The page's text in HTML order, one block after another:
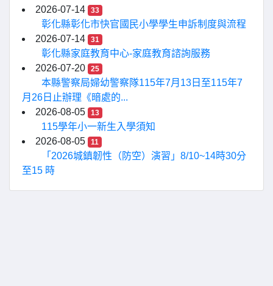
2026-07-14 33
彰化縣彰化市快官國民小學學生申訴制度與流程
2026-07-14
31
彰化縣家庭教育中心-家庭教育諮詢服務
2026-07-20
25
本縣警察局婦幼警察隊115年7月13日至115年7
月26日止辦理《暗處的...
2026-08-05
13
115學年小一新生入學須知
2026-08-05
11
「2026城鎮韌性（防空）演習」8/10~14時30分
至15 時